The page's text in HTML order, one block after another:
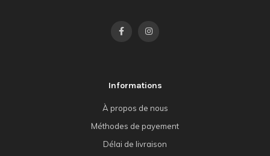
Informations
À propos de nous
Méthodes de payement
Délai de livraison